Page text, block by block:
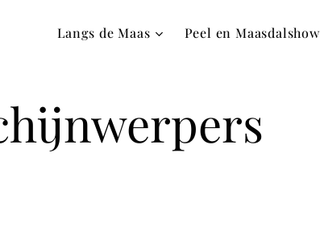
Langs de Maas Peel en Maasdalshow